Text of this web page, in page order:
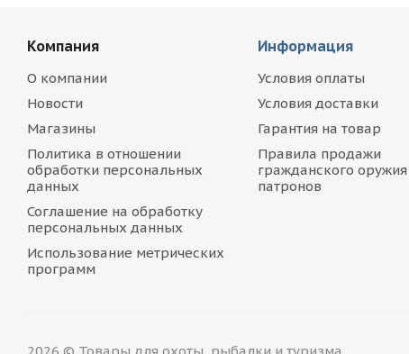
Компания
О компании
Новости
Магазины
Политика в отношении
обработки персональных
данных
Соглашение на обработку
персональных данных
Использование метрических
программ
Информация
Условия оплаты
Условия доставки
Гарантия на товар
Правила продажи
гражданского оружия
патронов